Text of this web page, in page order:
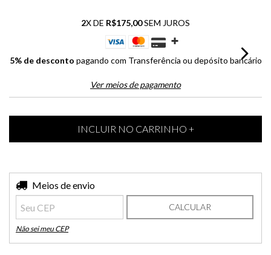
2X DE R$175,00SEM JUROS
5% de desconto pagando com Transferência ou depósito bancário
Ver meios de pagamento
Entregas para o CEP:
Meios de envio
CALCULAR
Não sei meu CEP